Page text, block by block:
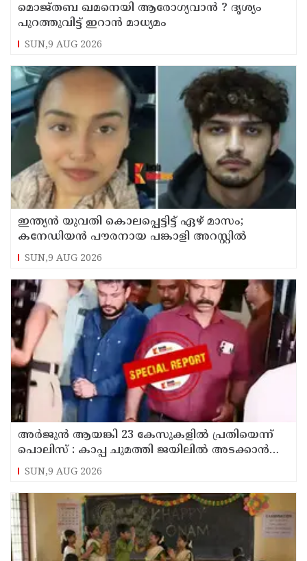
മൊജ്തബ ഖമനെയി ആരോഗ്യവാന്‍ ? ദൃശ്യം
പുറത്തുവിട്ട് ഇറാന്‍ മാധ്യമം
SUN,9 AUG 2026
ഇന്ത്യന്‍ യുവതി കൊലപ്പെട്ടിട്ട് ഏഴ് മാസം;
കനേഡിയന്‍ പൗരനായ പങ്കാളി അറസ്റ്റില്‍
SUN,9 AUG 2026
അര്‍ജുന്‍ ആയങ്കി 23 കേസുകളില്‍ പ്രതിയെന്ന്
പൊലിസ് : കാപ്പ ചുമത്തി ജയിലില്‍ അടക്കാന്‍
നീക്കം
SUN,9 AUG 2026